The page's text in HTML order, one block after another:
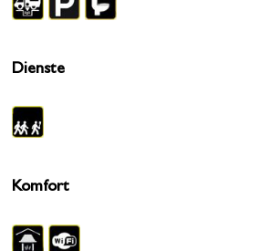
Dienste
Komfort